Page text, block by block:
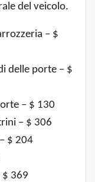
del veicolo.
– $
delle porte – $
– $ 130
– $ 306
$ 204
$ 369